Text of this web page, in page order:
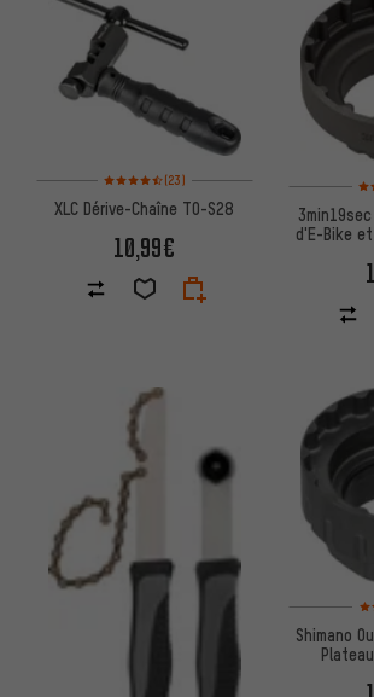
Note moyenne : 4,5 sur 5 d'après 23 avis
(23)
XLC Dérive-Chaîne TO-S28
10,99€
d'E-Bike
Shimano